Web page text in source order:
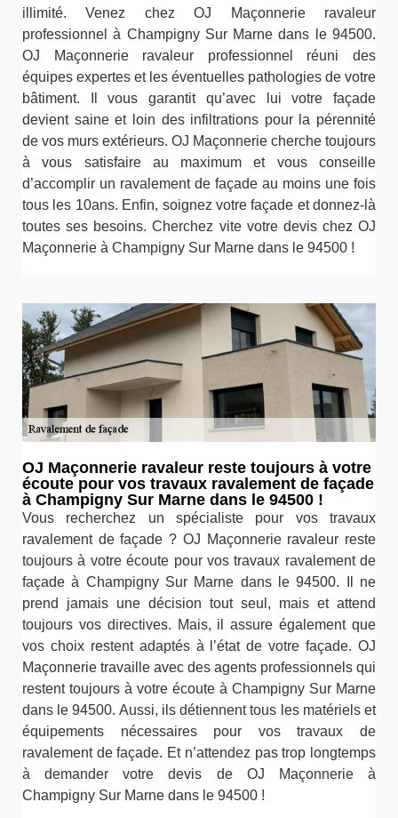
illimité. Venez chez OJ Maçonnerie ravaleur
professionnel à Champigny Sur Marne dans le 94500.
OJ Maçonnerie ravaleur professionnel réuni des
équipes expertes et les éventuelles pathologies de votre
bâtiment. Il vous garantit qu’avec lui votre façade
devient saine et loin des infiltrations pour la pérennité
de vos murs extérieurs. OJ Maçonnerie cherche toujours
à vous satisfaire au maximum et vous conseille
d’accomplir un ravalement de façade au moins une fois
tous les 10ans. Enfin, soignez votre façade et donnez-là
toutes ses besoins. Cherchez vite votre devis chez OJ
Maçonnerie à Champigny Sur Marne dans le 94500 !
OJ Maçonnerie ravaleur reste toujours à votre
écoute pour vos travaux ravalement de façade
à Champigny Sur Marne dans le 94500 !
Vous recherchez un spécialiste pour vos travaux
ravalement de façade ? OJ Maçonnerie ravaleur reste
toujours à votre écoute pour vos travaux ravalement de
façade à Champigny Sur Marne dans le 94500. Il ne
prend jamais une décision tout seul, mais et attend
toujours vos directives. Mais, il assure également que
vos choix restent adaptés à l’état de votre façade. OJ
Maçonnerie travaille avec des agents professionnels qui
restent toujours à votre écoute à Champigny Sur Marne
dans le 94500. Aussi, ils détiennent tous les matériels et
équipements nécessaires pour vos travaux de
ravalement de façade. Et n’attendez pas trop longtemps
à demander votre devis de OJ Maçonnerie à
Champigny Sur Marne dans le 94500 !